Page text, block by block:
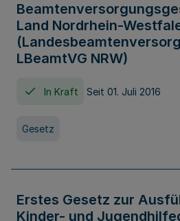
Land Nordrhein-
LBeamtVG NRW)
In Kraft Seit 01. Juli 2016
Gesetz
Erstes Gesetz zur
Kinder- und